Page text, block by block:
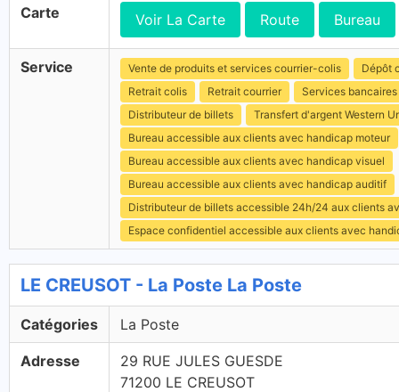
Carte Voir La Carte Route Bureau
Service Vente de produits et services courrier-colis
Dépôt
Retrait colis
Retrait courrier
Services bancaires
Distributeur de billets
Transfert d'argent Western
Bureau accessible aux clients avec handicap moteur
Bureau accessible aux clients avec handicap visuel
Bureau accessible aux clients avec handicap auditif
Distributeur de billets accessible 24h/24 aux clients
Espace confidentiel accessible aux clients avec
LE CREUSOT - La Poste La Poste
Catégories La Poste
Adresse
29 RUE JULES GUESDE
71200 LE CREUSOT